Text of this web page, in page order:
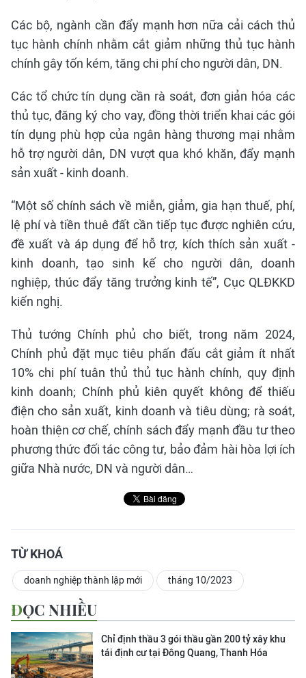
Các bộ, ngành cần đẩy mạnh hơn nữa cải cách thủ
tục hành chính nhằm cắt giảm những thủ tục hành
chính gây tốn kém, tăng chi phí cho người dân, DN.
Các tổ chức tín dụng cần rà soát, đơn giản hóa các
thủ tục, đăng ký cho vay, đồng thời triển khai các gói
tín dụng phù hợp của ngân hàng thương mại nhằm
hỗ trợ người dân, DN vượt qua khó khăn, đẩy mạnh
sản xuất - kinh doanh.
“Một số chính sách về miễn, giảm, gia hạn thuế, phí,
lệ phí và tiền thuê đất cần tiếp tục được nghiên cứu,
đề xuất và áp dụng để hỗ trợ, kích thích sản xuất -
kinh doanh, tạo sinh kế cho người dân, doanh
nghiệp, thúc đẩy tăng trưởng kinh tế”, Cục QLĐKKD
kiến nghị.
Thủ tướng Chính phủ cho biết, trong năm 2024,
Chính phủ đặt mục tiêu phấn đấu cắt giảm ít nhất
10% chi phí tuân thủ thủ tục hành chính, quy định
kinh doanh; Chính phủ kiên quyết không để thiếu
điện cho sản xuất, kinh doanh và tiêu dùng; rà soát,
hoàn thiện cơ chế, chính sách đẩy mạnh đầu tư theo
phương thức đối tác công tư, bảo đảm hài hòa lợi ích
giữa Nhà nước, DN và người dân…
TỪ KHOÁ
doanh nghiệp thành lập mới tháng 10/2023
ĐỌC NHIỀU
Chỉ định thầu 3 gói thầu gần 200 tỷ xây khu
tái định cư tại Đông Quang, Thanh Hóa